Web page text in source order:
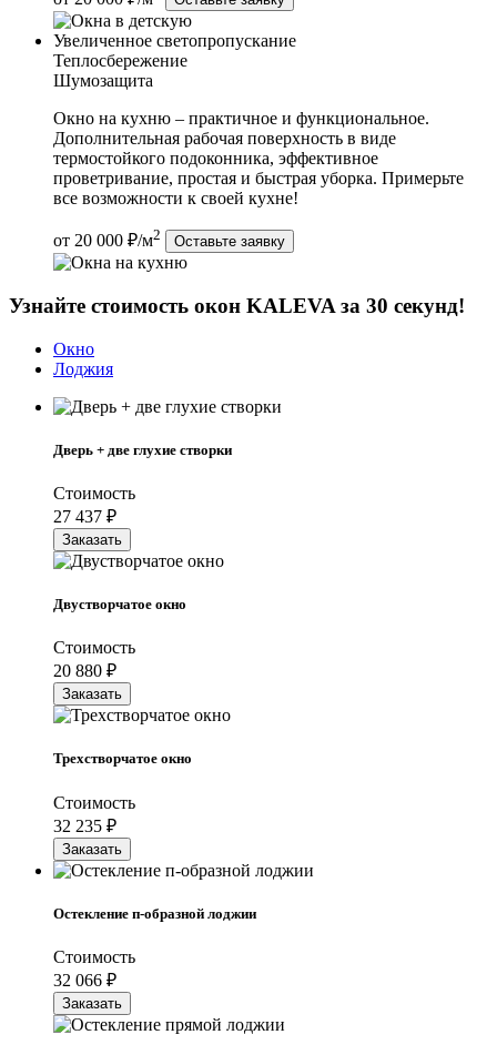
Увеличенное светопропускание
Теплосбережение
Шумозащита
Окно на кухню – практичное и функциональное.
Дополнительная рабочая поверхность в виде
термостойкого подоконника, эффективное
проветривание, простая и быстрая уборка. Примерьте
все возможности к своей кухне!
от 20 000 ₽/м2 Оставьте заявку
Узнайте стоимость окон KALEVA за 30 секунд!
Окно
Лоджия
Дверь + две глухие створки
Стоимость
27 437 ₽
Заказать
Двустворчатое окно
Стоимость
20 880 ₽
Заказать
Трехстворчатое окно
Стоимость
32 235 ₽
Заказать
Остекление п-образной лоджии
Стоимость
32 066 ₽
Заказать